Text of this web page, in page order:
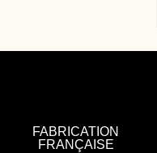
FABRICATION
FRANÇAISE